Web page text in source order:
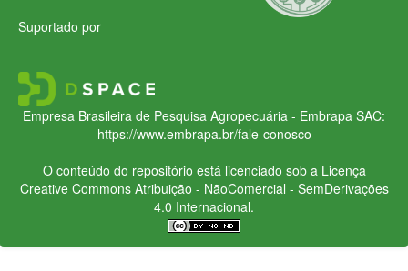
Suportado por
Empresa Brasileira de Pesquisa Agropecuária - Embrapa SAC:
https://www.embrapa.br/fale-conosco
O conteúdo do repositório está licenciado sob a Licença
Creative CommonsAtribuição - NãoComercial - SemDerivações
4.0 Internacional.